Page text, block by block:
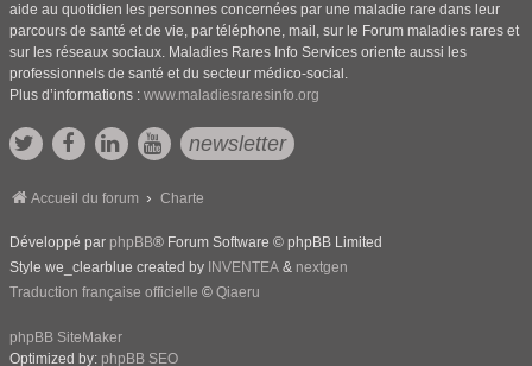
aide au quotidien les personnes concernées par une maladie rare dans leur
parcours de santé et de vie, par téléphone, mail, sur le Forum maladies rares et
sur les réseaux sociaux. Maladies Rares Info Services oriente aussi les
professionnels de santé et du secteur médico-social.
Plus d’informations : www.maladiesraresinfo.org
newsletter
Accueil du forum Charte
Développé par phpBB® Forum Software © phpBB Limited
Style we_clearblue created by INVENTEA & nextgen
Traduction française officielle © Qiaeru
phpBB SiteMaker
Optimized by: phpBB SEO